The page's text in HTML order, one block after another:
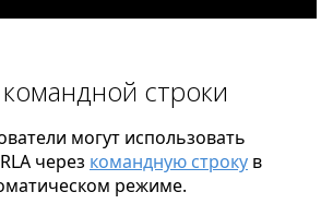
строки
могут использовать
через командную строку в
режиме.